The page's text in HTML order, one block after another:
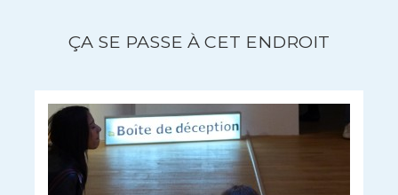
ÇA SE PASSE À CET ENDROIT